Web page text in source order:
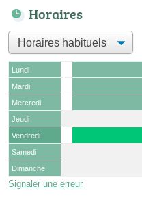
Horaires
Lundi
Mardi
Mercredi
Jeudi
Vendredi
Samedi
Dimanche
Signaler une erreur